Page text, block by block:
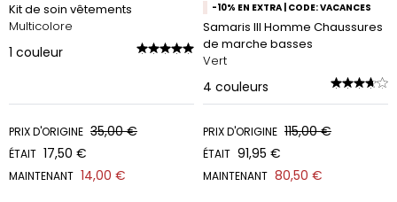
Kit de soin vêtements
Multicolore
1 couleur
PRIX D'ORIGINE 35,00 €
ÉTAIT 17,50 €
MAINTENANT 14,00 €
-10% EN EXTRA | CODE: VACANCES
Samaris III Homme Chaussures
de marche basses
Vert
4 couleurs
PRIX D'ORIGINE 115,00 €
ÉTAIT 91,95 €
MAINTENANT 80,50 €